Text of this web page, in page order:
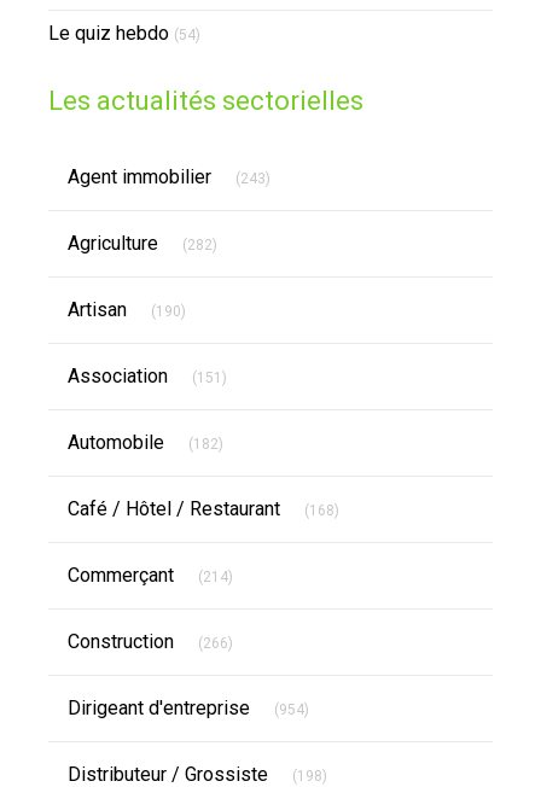
Le quiz hebdo (54)
Les actualités sectorielles
Agent immobilier (243)
Agriculture (282)
Artisan (190)
Association (151)
Automobile (182)
Café / Hôtel / Restaurant (168)
Commerçant (214)
Construction (266)
Dirigeant d'entreprise (954)
Distributeur / Grossiste (198)